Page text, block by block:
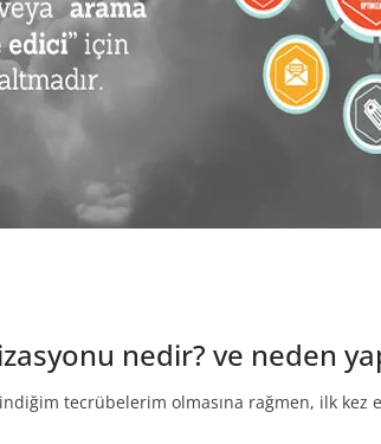
nedir? ve neden
tecrübelerim olmasına rağmen, ilk kez